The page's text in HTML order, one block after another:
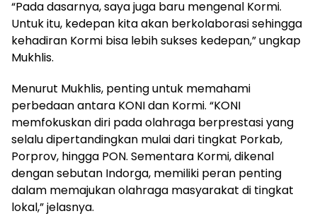
“Pada dasarnya, saya juga baru mengenal Kormi.
Untuk itu, kedepan kita akan berkolaborasi sehingga
kehadiran Kormi bisa lebih sukses kedepan,” ungkap
Mukhlis.
Menurut Mukhlis, penting untuk memahami
perbedaan antara KONI dan Kormi. “KONI
memfokuskan diri pada olahraga berprestasi yang
selalu dipertandingkan mulai dari tingkat Porkab,
Porprov, hingga PON. Sementara Kormi, dikenal
dengan sebutan Indorga, memiliki peran penting
dalam memajukan olahraga masyarakat di tingkat
lokal,” jelasnya.